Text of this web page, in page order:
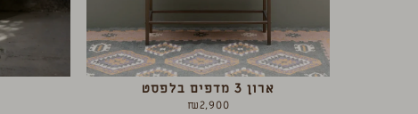
ארון 3 מדפים בלפסט
₪2,900